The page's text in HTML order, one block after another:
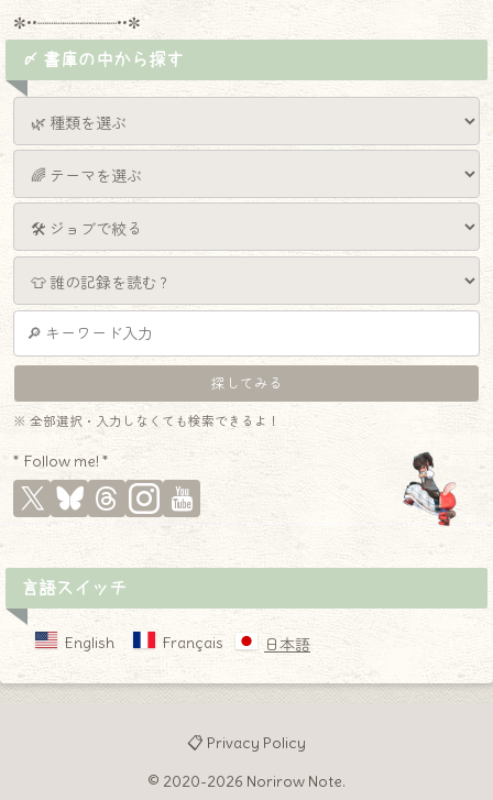
✼••┈┈┈┈┈┈┈┈┈••✼
〆 書庫の中から探す
※ 全部選択・入力しなくても検索できるよ！
* Follow me! *
言語スイッチ
English Français 日本語
📋 Privacy Policy
© 2020-2026 Norirow Note.